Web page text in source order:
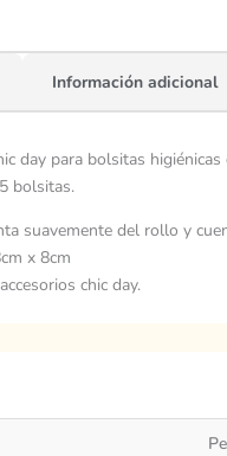
Información adicional
day para bolsitas
bolsitas.
suavemente del rollo y
x 8cm
chic day.